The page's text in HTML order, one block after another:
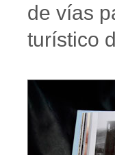
de vías
turístico